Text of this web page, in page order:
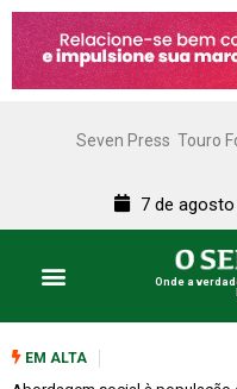
Seven Press Touro
7 de
Onde a
EM ALTA